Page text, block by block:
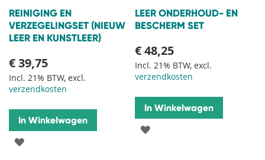
REINIGING EN
VERZEGELINGSET (NIEUW
LEER EN KUNSTLEER)
€ 39,75
Incl. 21% BTW, excl.
verzendkosten
In Winkelwagen
VOEG
LEER ONDERHOUD- EN
BESCHERM SET
€ 48,25
Incl. 21% BTW, excl.
verzendkosten
In Winkelwagen
VOEG